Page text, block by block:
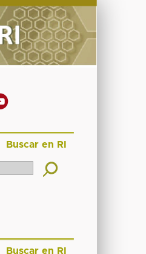
Buscar en RI
Buscar en RI